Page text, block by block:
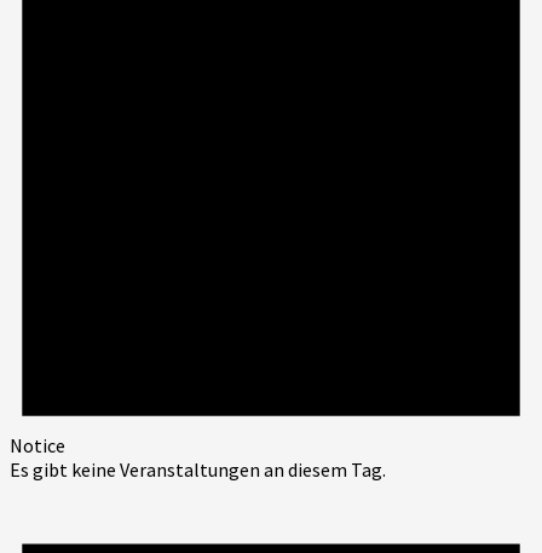
Notice
Es gibt keine Veranstaltungen an diesem Tag.